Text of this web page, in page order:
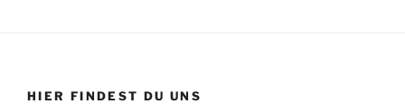
HIER FINDEST DU UNS